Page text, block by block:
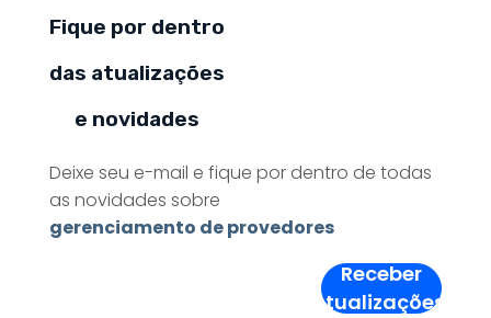
Fique por dentro
das atualizações
e novidades
Deixe seu e-mail e fique por dentro de todas
as novidades sobre
gerenciamento de provedores
Receber
Atualizações!